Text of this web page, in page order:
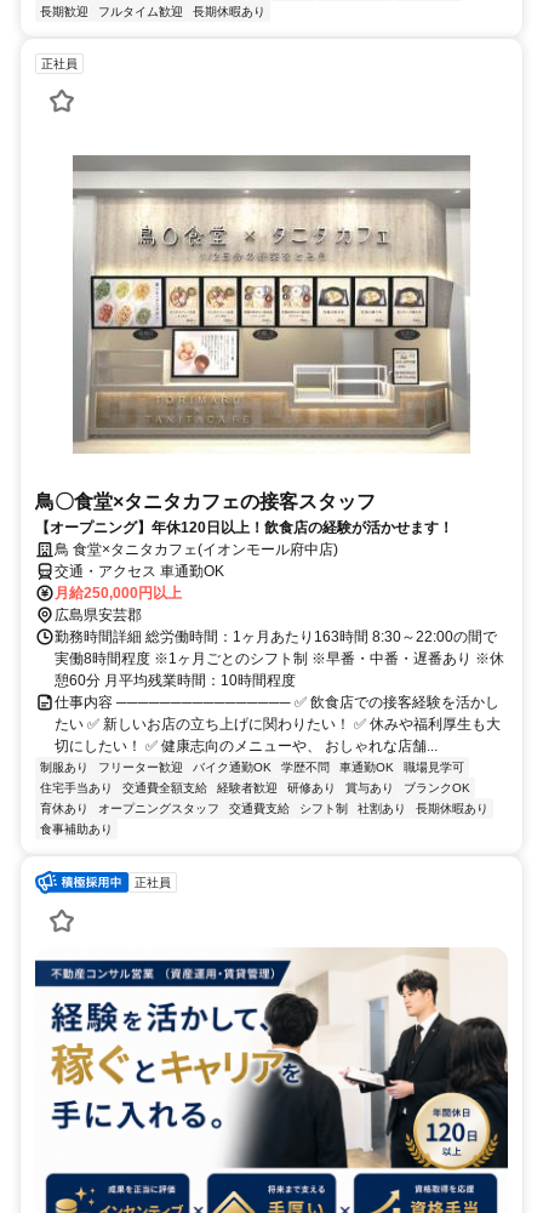
長期歓迎 フルタイム歓迎 長期休暇あり
正社員
鳥〇食堂×タニタカフェの接客スタッフ
【オープニング】年休120日以上！飲食店の経験が活かせます！
鳥 食堂×タニタカフェ(イオンモール府中店)
交通・アクセス 車通勤OK
月給250,000円以上
広島県安芸郡
勤務時間詳細 総労働時間：1ヶ月あたり163時間 8:30～22:00の間で
実働8時間程度 ※1ヶ月ごとのシフト制 ※早番・中番・遅番あり ※休
憩60分 月平均残業時間：10時間程度
仕事内容 ──────────────── ✅ 飲食店での接客経験を活かし
たい ✅ 新しいお店の立ち上げに関わりたい！ ✅ 休みや福利厚生も大
切にしたい！ ✅ 健康志向のメニューや、 おしゃれな店舗...
制服あり フリーター歓迎 バイク通勤OK 学歴不問 車通勤OK
職場見学可
住宅手当あり
交通費全額支給 経験者歓迎 研修あり 賞与あり
ブランクOK
育休あり
オープニングスタッフ 交通費支給 シフト制 社割あり
長期休暇あり
食事補助あり
正社員